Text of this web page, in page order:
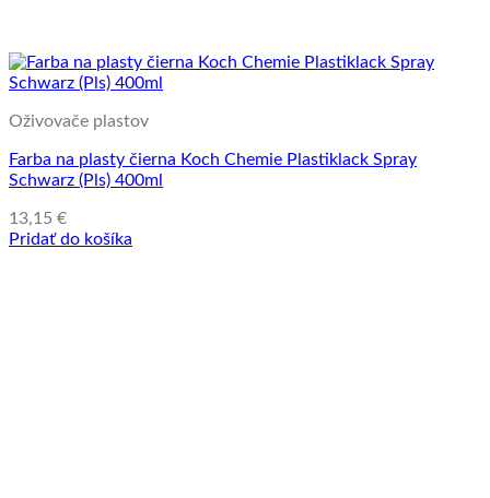
Oživovače plastov
Farba na plasty čierna Koch Chemie Plastiklack Spray
Schwarz (Pls) 400ml
13,15 €
Pridať do košíka